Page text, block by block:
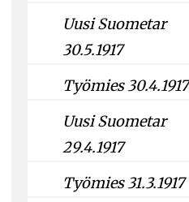
Uusi Suometar
30.5.1917
Työmies 30.4.1917
Uusi Suometar
29.4.1917
Työmies 31.3.1917